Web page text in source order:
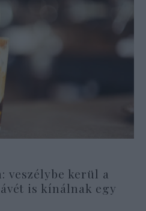
veszélybe kerül a
is kínálnak egy